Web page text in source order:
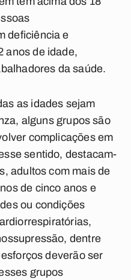
deficiência e
anos de idade,
da saúde.
as idades sejam
alguns grupos são
complicações em
sentido, destacam-
adultos com mais de
de cinco anos e
ou condições
dentre
deverão ser
grupos